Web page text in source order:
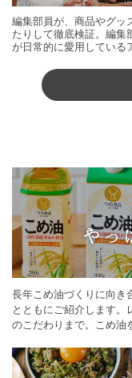
編集部員が、商品やグッ
たりして徹底検証。編集
が日常的に愛用している
長年こめ油づくりに向き
とともにご紹介します
のこだわりまで。こめ油